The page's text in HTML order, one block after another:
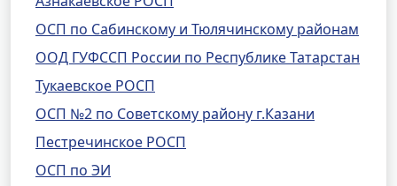
ОСП по Сабинскому и Тюлячинскому районам
ООД ГУФССП России по Республике Татарстан
Тукаевское РОСП
ОСП №2 по Советскому району г.Казани
Пестречинское РОСП
ОСП по ЭИ